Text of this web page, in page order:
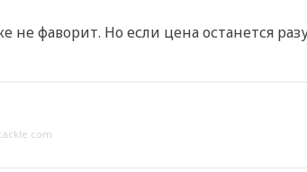
не фаворит. Но если цена останется